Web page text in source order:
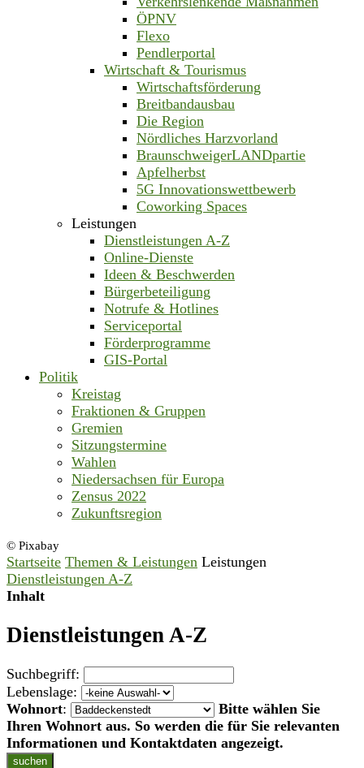
ÖPNV
Flexo
Pendlerportal
Wirtschaft & Tourismus
Wirtschaftsförderung
Breitbandausbau
Die Region
Nördliches Harzvorland
BraunschweigerLANDpartie
Apfelherbst
5G Innovationswettbewerb
Coworking Spaces
Leistungen
Dienstleistungen A-Z
Online-Dienste
Ideen & Beschwerden
Bürgerbeteiligung
Notrufe & Hotlines
Serviceportal
Förderprogramme
GIS-Portal
Politik
Kreistag
Fraktionen & Gruppen
Gremien
Sitzungstermine
Wahlen
Niedersachsen für Europa
Zensus 2022
Zukunftsregion
© Pixabay
Startseite Themen & Leistungen Leistungen
Dienstleistungen A-Z
Inhalt
Dienstleistungen A-Z
Suchbegriff:
Lebenslage:
Wohnort:
Bitte wählen Sie
Ihren Wohnort aus. So werden die für Sie relevanten
Informationen und Kontaktdaten angezeigt.
suchen